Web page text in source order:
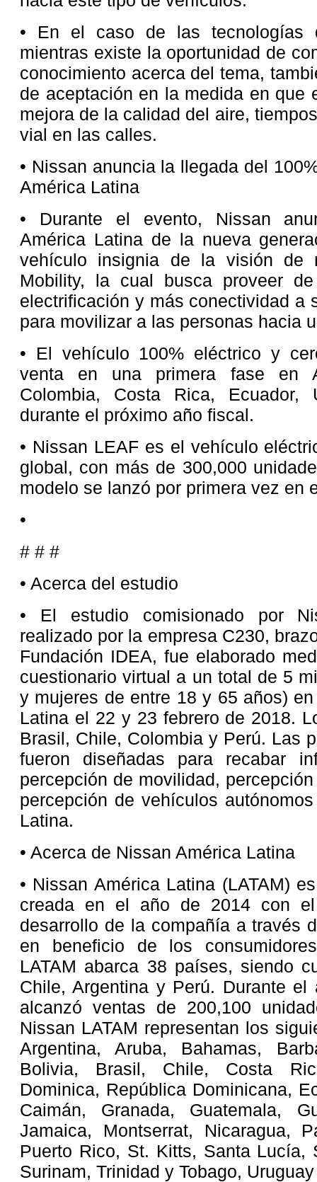
• En el caso de las tecnologías
mientras existe la oportunidad de
conocimiento acerca del tema,
de aceptación en la medida en que
mejora de la calidad del aire,
vial en las calles.
• Nissan anuncia la llegada del
América Latina
• Durante el evento, Nissan
América Latina de la nueva
vehículo insignia de la visión de
Mobility, la cual busca proveer
electrificación y más conectividad a
para movilizar a las personas hacia
• El vehículo 100% eléctrico y
venta en una primera fase en
Colombia, Costa Rica,
durante el próximo año fiscal.
• Nissan LEAF es el vehículo
global, con más de 300,000
modelo se lanzó por primera vez en
•
# # #
• Acerca del estudio
• El estudio comisionado por
realizado por la empresa C230,
Fundación IDEA, fue elaborado
cuestionario virtual a un total de 5
y mujeres de entre 18 y 65 años)
Latina el 22 y 23 febrero de 2018.
Brasil, Chile, Colombia y Perú. Las
fueron diseñadas para recabar
percepción de movilidad,
percepción de vehículos
Latina.
• Acerca de Nissan América Latina
• Nissan América Latina (LATAM)
creada en el año de 2014 con
desarrollo de la compañía a través
en beneficio de los
LATAM abarca 38 países, siendo
Chile, Argentina y Perú. Durante el
alcanzó ventas de 200,100
Nissan LATAM representan los
Argentina, Aruba, Bahamas,
Bolivia, Brasil, Chile, Costa
Dominica, República Dominicana,
Caimán, Granada, Guatemala,
Jamaica, Montserrat, Nicaragua,
Puerto Rico, St. Kitts, Santa Lucía,
Surinam, Trinidad y Tobago,